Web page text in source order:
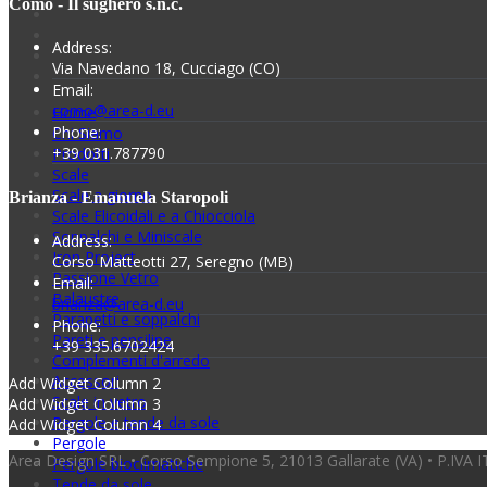
Home
Chi Siamo
Prodotti
Scale
Scale a giorno
Scale Elicoidali e a Chiocciola
Soppalchi e Miniscale
Iron Project
Passione Vetro
Balaustre
Parapetti e soppalchi
Pareti e pensiline
Complementi d'arredo
Accessori
Scale in vetro
Pergole e tende da sole
Pergole
Pergole bioclimatiche
Como - Il sughero s.n.c.
Address:
Via Navedano 18, Cucciago (CO)
Email:
como@area-d.eu
Phone:
+39 031.787790
Brianza - Emanuela Staropoli
Address:
Corso Matteotti 27, Seregno (MB)
Email:
brianza@area-d.eu
Phone:
+39 335.6702424
Add Widget Column 2
Add Widget Column 3
Add Widget Column 4
Area Design SRL • Corso Sempione 5, 21013 Gallarate (VA) • P.IVA